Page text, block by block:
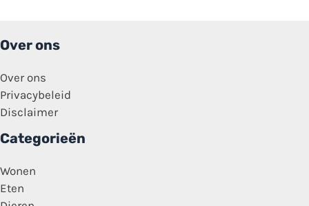
Over ons
Over ons
Privacybeleid
Disclaimer
Categorieën
Wonen
Eten